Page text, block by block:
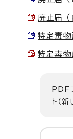
廃止届
特定毒
特定毒
PDF
ト（